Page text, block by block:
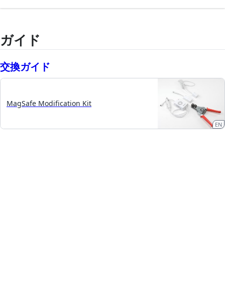
ガイド
交換ガイド
MagSafe Modification Kit
EN